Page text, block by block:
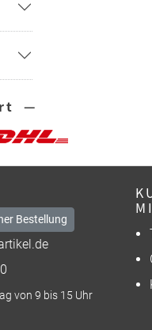
—
Bestellung
von 9 bis 15 Uhr